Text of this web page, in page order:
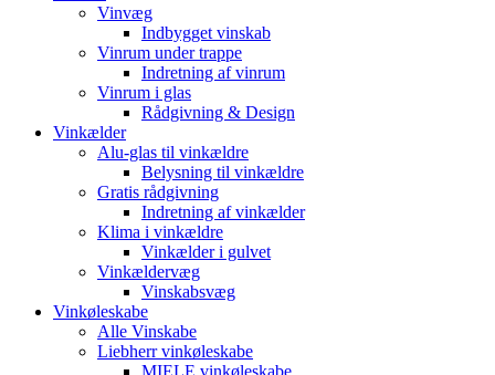
Vinvæg
Indbygget vinskab
Vinrum under trappe
Indretning af vinrum
Vinrum i glas
Rådgivning & Design
Vinkælder
Alu-glas til vinkældre
Belysning til vinkældre
Gratis rådgivning
Indretning af vinkælder
Klima i vinkældre
Vinkælder i gulvet
Vinkældervæg
Vinskabsvæg
Vinkøleskabe
Alle Vinskabe
Liebherr vinkøleskabe
MIELE vinkøleskabe